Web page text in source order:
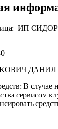
ИП
ДАНИЛ
В случае
сервисом